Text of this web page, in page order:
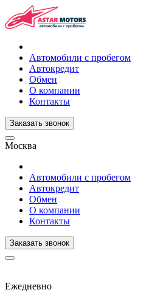
Автомобили с пробегом
Автокредит
Обмен
О компании
Контакты
Заказать звонок
Москва
Автомобили с пробегом
Автокредит
Обмен
О компании
Контакты
Заказать звонок
Ежедневно